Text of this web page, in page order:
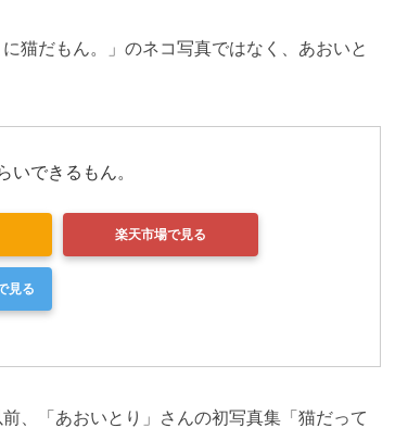
猫だもん。」のネコ写真ではなく、あおいと
いできるもん。
楽天市場で見る
見る
、「あおいとり」さんの初写真集「猫だって